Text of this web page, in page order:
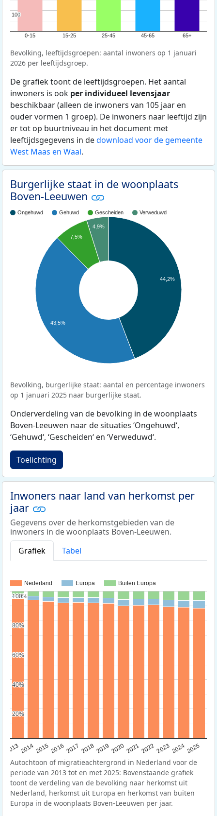
0-15 15-25 25-45 45-65 65+
100
100
Bevolking, leeftijdsgroepen: aantal inwoners op 1 januari
2026 per leeftijdsgroep.
De grafiek toont de leeftijdsgroepen. Het aantal
inwoners is ook per individueel levensjaar
beschikbaar (alleen de inwoners van 105 jaar en
ouder vormen 1 groep). De inwoners naar leeftijd zijn
er tot op buurtniveau in het document met
leeftijdsgegevens in dedownload voor de gemeente
West Maas en Waal.
Burgerlijke staat in de woonplaats
Boven-Leeuwen
Ongehuwd Gehuwd Gescheiden Verweduwd
44,2%
4,9%
7,5%
43,5%
Bevolking, burgerlijke staat: aantal en percentage inwoners
op 1 januari 2025 naar burgerlijke staat.
Onderverdeling van de bevolking in de woonplaats
Boven-Leeuwen naar de situaties ‘Ongehuwd‘,
‘Gehuwd‘, ‘Gescheiden‘ en ‘Verweduwd‘.
Toelichting
Inwoners naar land van herkomst per
jaar
Gegevens over de herkomstgebieden van de
inwoners in de woonplaats Boven-Leeuwen.
Grafiek
Tabel
Nederland Europa Buiten Europa
20132014201520162017 20182019 202020212022202320242025
20%
20%
40%
40%
60%
60%
80%
80%
100%
100%
Autochtoon of migratieachtergrond in Nederland voor de
periode van 2013 tot en met 2025: Bovenstaande grafiek
toont de verdeling van de bevolking naar herkomst uit
Nederland, herkomst uit Europa en herkomst van buiten
Europa in de woonplaats Boven-Leeuwen per jaar.